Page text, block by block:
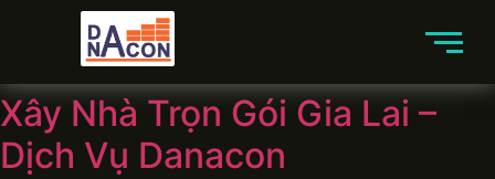
Xây Nhà Trọn Gói Gia Lai –
Dịch Vụ Danacon